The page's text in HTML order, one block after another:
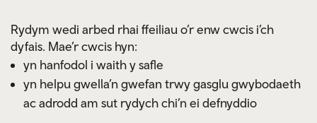
Rydym wedi arbed rhai ffeiliau o’r enw cwcis i’ch
dyfais. Mae’r cwcis hyn:
yn hanfodol i waith y safle
yn helpu gwella’n gwefan trwy gasglu gwybodaeth
ac adrodd am sut rydych chi’n ei defnyddio